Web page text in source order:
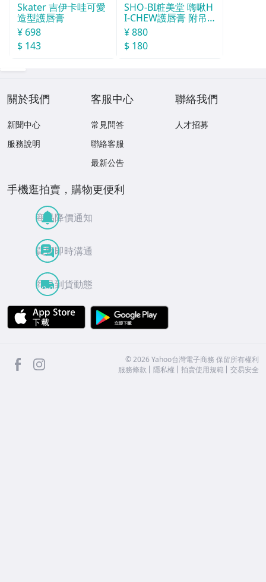
Skater 吉伊卡哇可愛
造型護唇膏
¥ 698
$ 143
SHO-BI粧美堂 嗨啾H
I-CHEW護唇膏 附吊
飾(款式隨機)
¥ 880
$ 180
關於我們
新聞中心
服務說明
客服中心
常見問答
聯絡客服
最新公告
聯絡我們
人才招募
手機逛拍賣，購物更便利
商品降價通知
買賣即時溝通
商品到貨動態
APP Store
facebook ©2026 Yahoo台灣電子商務 保留所有權利
服務條款
隱私權 拍賣使用規範 交易安全